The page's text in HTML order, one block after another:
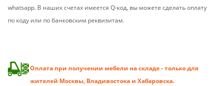
whatsapp. В наших счетах имеется Q-код, вы можете сделать оплату
по коду или по банковским реквизитам.
Оплата при получении мебели на складе - только для
жителей Москвы, Владивостока и Хабаровска.